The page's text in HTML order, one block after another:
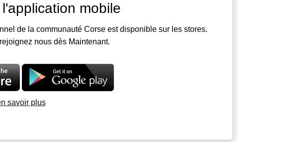
mobile
de la communauté Corse est disponible sur les stores.
nous dès Maintenant.
savoir plus